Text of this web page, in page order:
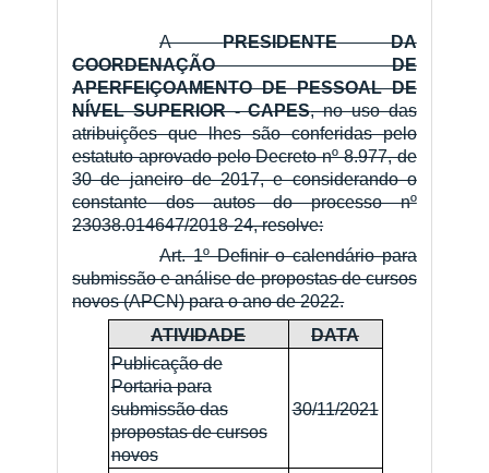
APRESIDENTE DA
COORDENAÇÃO DE
APERFEIÇOAMENTO DE PESSOAL DE
NÍVEL SUPERIOR - CAPES, no uso das
atribuições que lhes são conferidas pelo
estatuto aprovado pelo Decreto nº 8.977, de
30 de janeiro de 2017, e considerando o
constante dos autos do processo nº
23038.014647/2018-24, resolve:
Art. 1º Definir o calendário para
submissão e análise de propostas de cursos
novos (APCN) para o ano de 2022.
ATIVIDADE
DATA
Publicação de
Portaria para
submissão das
propostas de cursos
novos
30/11/2021